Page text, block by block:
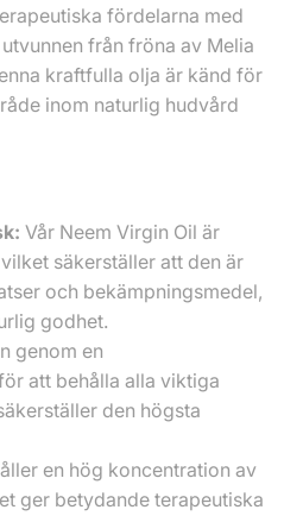
fördelarna med
från fröna av Melia
kraftfulla olja är känd för
inom naturlig hudvård
Vår Neem Virgin Oil är
säkerställer att den är
och bekämpningsmedel,
godhet.
genom en
att behålla alla viktiga
den högsta
en hög koncentration av
ger betydande terapeutiska